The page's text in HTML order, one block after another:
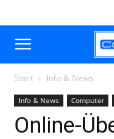
Start Info & News
Info & News Computer
Online-